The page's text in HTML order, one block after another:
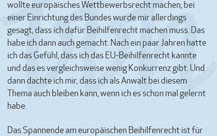
wollte europäisches Wettbewerbsrecht machen; bei
einer Einrichtung des Bundes wurde mir allerdings
gesagt, dass ich dafür Beihilfenrecht machen muss. Das
habe ich dann auch gemacht. Nach ein paar Jahren hatte
ich das Gefühl, dass ich das EU-Beihilfenrecht kannte
und das es vergleichsweise wenig Konkurrenz gibt. Und
dann dachte ich mir, dass ich als Anwalt bei diesem
Thema auch bleiben kann, wenn ich es schon mal gelernt
habe.
Das Spannende am europäischen Beihilfenrecht ist für